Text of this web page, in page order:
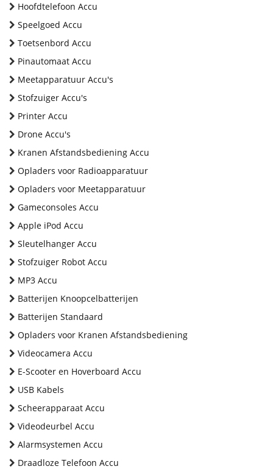
Hoofdtelefoon Accu
Speelgoed Accu
Toetsenbord Accu
Pinautomaat Accu
Meetapparatuur Accu's
Stofzuiger Accu's
Printer Accu
Drone Accu's
Kranen Afstandsbediening Accu
Opladers voor Radioapparatuur
Opladers voor Meetapparatuur
Gameconsoles Accu
Apple iPod Accu
Sleutelhanger Accu
Stofzuiger Robot Accu
MP3 Accu
Batterijen Knoopcelbatterijen
Batterijen Standaard
Opladers voor Kranen Afstandsbediening
Videocamera Accu
E-Scooter en Hoverboard Accu
USB Kabels
Scheerapparaat Accu
Videodeurbel Accu
Alarmsystemen Accu
Draadloze Telefoon Accu